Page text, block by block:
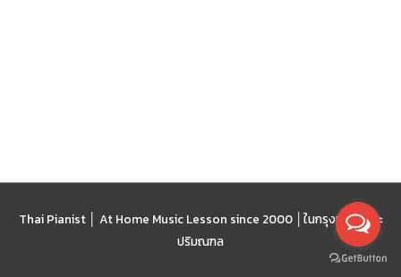
Thai Pianist │ At Home Music Lesson since 2000 │ ในกรุงเทพฯ และ
ปริมณฑล